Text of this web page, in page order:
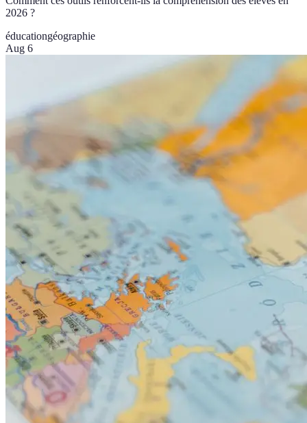
2026 ?
éducationgéographie
Aug 6